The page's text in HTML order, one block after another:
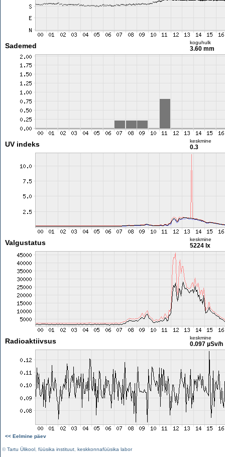
Sademed koguhulk
3.60 mm
UV indeks keskmine
0.3
Valgustatus keskmine
5224 lx
Radioaktiivsus keskmine
0.097 µSv/h
<< Eelmine päev
©Tartu Ülikool füüsika instituut keskkonnafüüsika labor